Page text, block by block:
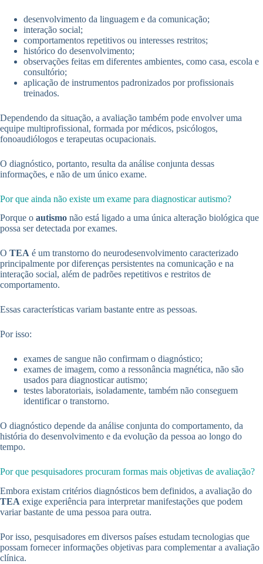
desenvolvimento da linguagem e da comunicação;
interação social;
comportamentos repetitivos ou interesses restritos;
histórico do desenvolvimento;
observações feitas em diferentes ambientes, como casa, escola e
consultório;
aplicação de instrumentos padronizados por profissionais
treinados.
Dependendo da situação, a avaliação também pode envolver uma
equipe multiprofissional, formada por médicos, psicólogos,
fonoaudiólogos e terapeutas ocupacionais.
O diagnóstico, portanto, resulta da análise conjunta dessas
informações, e não de um único exame.
Por que ainda não existe um exame para diagnosticar autismo?
Porque o autismo não está ligado a uma única alteração biológica que
possa ser detectada por exames.
O TEA é um transtorno do neurodesenvolvimento caracterizado
principalmente por diferenças persistentes na comunicação e na
interação social, além de padrões repetitivos e restritos de
comportamento.
Essas características variam bastante entre as pessoas.
Por isso:
exames de sangue não confirmam o diagnóstico;
exames de imagem, como a ressonância magnética, não são
usados para diagnosticar autismo;
testes laboratoriais, isoladamente, também não conseguem
identificar o transtorno.
O diagnóstico depende da análise conjunta do comportamento, da
história do desenvolvimento e da evolução da pessoa ao longo do
tempo.
Por que pesquisadores procuram formas mais objetivas de avaliação?
Embora existam critérios diagnósticos bem definidos, a avaliação do
TEA exige experiência para interpretar manifestações que podem
variar bastante de uma pessoa para outra.
Por isso, pesquisadores em diversos países estudam tecnologias que
possam fornecer informações objetivas para complementar a avaliação
clínica.